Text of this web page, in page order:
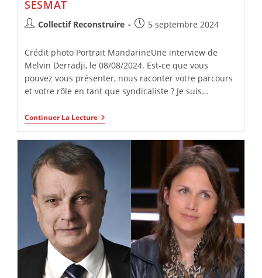
SESMAT
Collectif Reconstruire 5 septembre 2024
Crédit photo Portrait MandarineUne interview de
Melvin Derradji, le 08/08/2024. Est-ce que vous
pouvez vous présenter, nous raconter votre parcours
et votre rôle en tant que syndicaliste ? Je suis…
Continuer La Lecture